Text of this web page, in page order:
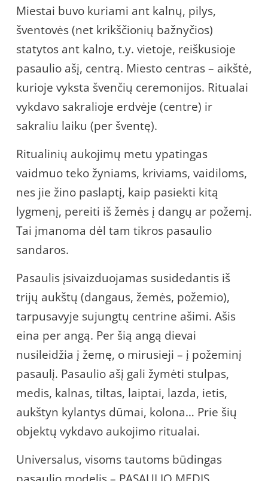
Miestai buvo kuriami ant kalnų, pilys,
šventovės (net krikščionių bažnyčios)
statytos ant kalno, t.y. vietoje, reiškusioje
pasaulio ašį, centrą. Miesto centras – aikštė,
kurioje vyksta švenčių ceremonijos. Ritualai
vykdavo sakralioje erdvėje (centre) ir
sakraliu laiku (per šventę).
Ritualinių aukojimų metu ypatingas
vaidmuo teko žyniams, kriviams, vaidiloms,
nes jie žino paslaptį, kaip pasiekti kitą
lygmenį, pereiti iš žemės į dangų ar požemį.
Tai įmanoma dėl tam tikros pasaulio
sandaros.
Pasaulis įsivaizduojamas susidedantis iš
trijų aukštų (dangaus, žemės, požemio),
tarpusavyje sujungtų centrine ašimi. Ašis
eina per angą. Per šią angą dievai
nusileidžia į žemę, o mirusieji – į požeminį
pasaulį. Pasaulio ašį gali žymėti stulpas,
medis, kalnas, tiltas, laiptai, lazda, ietis,
aukštyn kylantys dūmai, kolona… Prie šių
objektų vykdavo aukojimo ritualai.
Universalus, visoms tautoms būdingas